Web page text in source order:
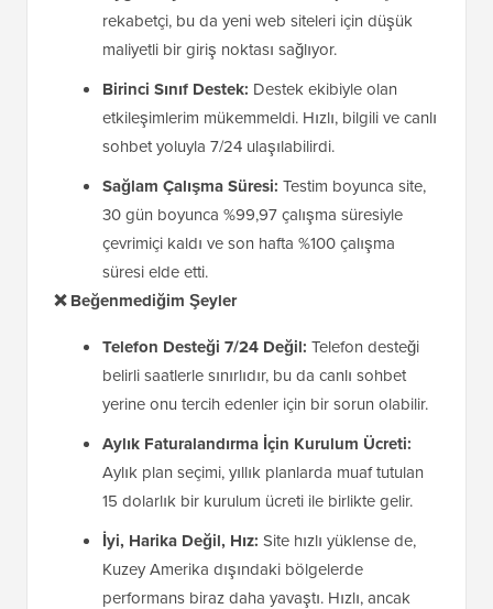
rekabetçi, bu da yeni web siteleri için düşük
maliyetli bir giriş noktası sağlıyor.
Birinci Sınıf Destek: Destek ekibiyle olan
etkileşimlerim mükemmeldi. Hızlı, bilgili ve canlı
sohbet yoluyla 7/24 ulaşılabilirdi.
Sağlam Çalışma Süresi: Testim boyunca site,
30 gün boyunca %99,97 çalışma süresiyle
çevrimiçi kaldı ve son hafta %100 çalışma
süresi elde etti.
❌ Beğenmediğim Şeyler
Telefon Desteği 7/24 Değil: Telefon desteği
belirli saatlerle sınırlıdır, bu da canlı sohbet
yerine onu tercih edenler için bir sorun olabilir.
Aylık Faturalandırma İçin Kurulum Ücreti:
Aylık plan seçimi, yıllık planlarda muaf tutulan
15 dolarlık bir kurulum ücreti ile birlikte gelir.
İyi, Harika Değil, Hız: Site hızlı yüklense de,
Kuzey Amerika dışındaki bölgelerde
performans biraz daha yavaştı. Hızlı, ancak